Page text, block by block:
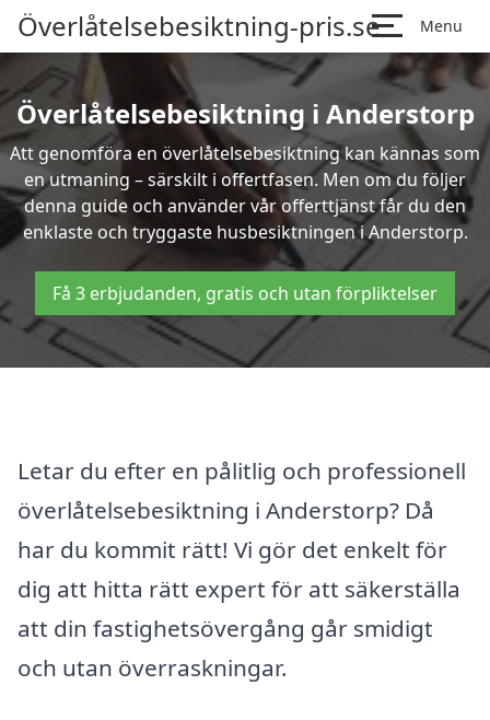
Överlåtelsebesiktning-pris.se Menu
Överlåtelsebesiktning i Anderstorp
Att genomföra en överlåtelsebesiktning kan kännas som
en utmaning – särskilt i offertfasen. Men om du följer
denna guide och använder vår offerttjänst får du den
enklaste och tryggaste husbesiktningen i Anderstorp.
Få 3 erbjudanden, gratis och utan förpliktelser
Letar du efter en pålitlig och professionell
överlåtelsebesiktning i Anderstorp? Då
har du kommit rätt! Vi gör det enkelt för
dig att hitta rätt expert för att säkerställa
att din fastighetsövergång går smidigt
och utan överraskningar.